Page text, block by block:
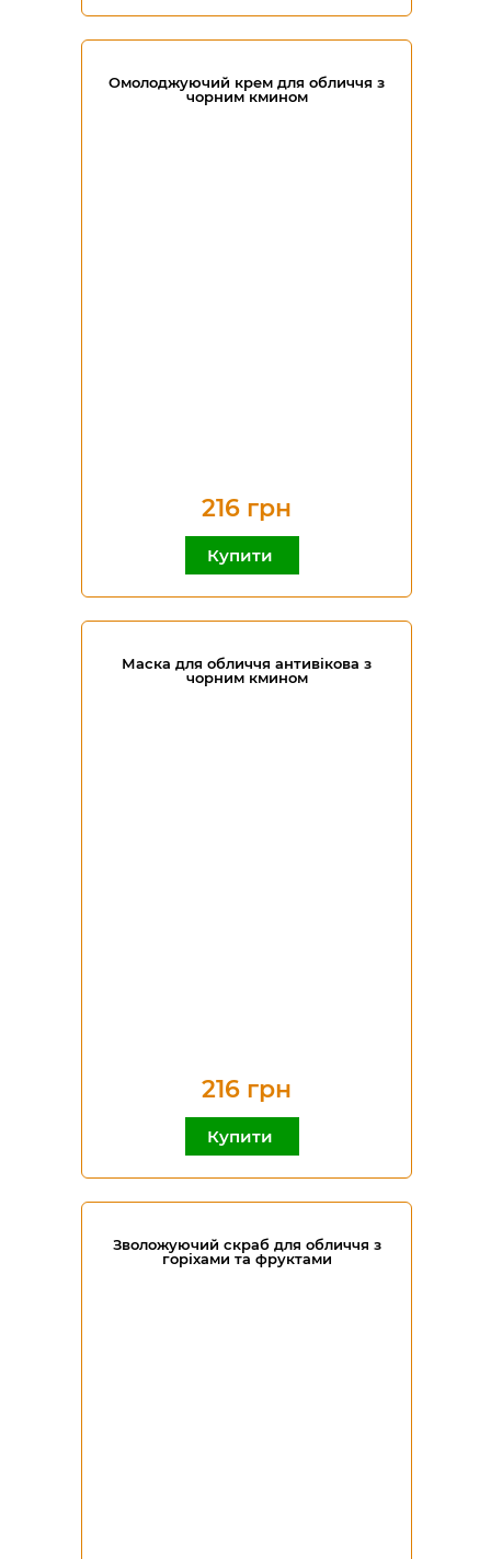
Омолоджуючий крем для обличчя з
чорним кмином
216 грн
Купити
Маска для обличчя антивікова з
чорним кмином
216 грн
Купити
Зволожуючий скраб для обличчя з
горіхами та фруктами